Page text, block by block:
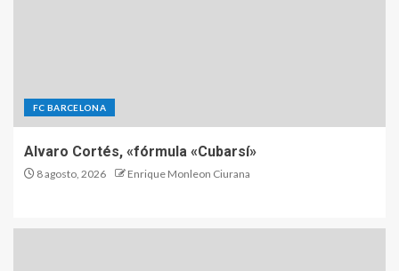
FC BARCELONA
Alvaro Cortés, «fórmula «Cubarsí»
8 agosto, 2026 Enrique Monleon Ciurana